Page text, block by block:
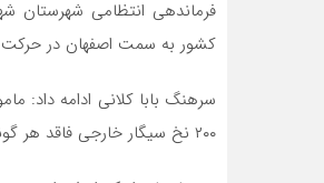
فرماندهی انتظامی شهرستان
کشور به سمت اصفهان در
۲۰۰ نخ سیگار خارجی فاقد هر گونه مدارک معتبر گمرکی و قاچاق کشف شد.